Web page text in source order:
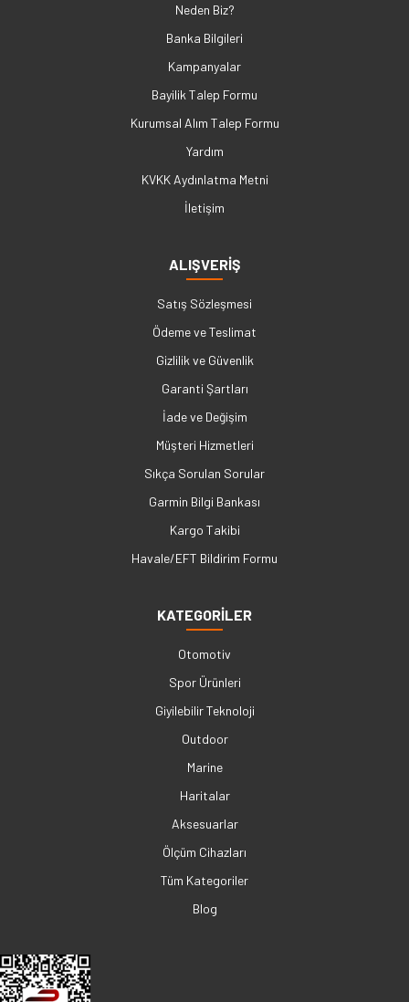
Neden Biz?
Banka Bilgileri
Kampanyalar
Bayilik Talep Formu
Kurumsal Alım Talep Formu
Yardım
KVKK Aydınlatma Metni
İletişim
ALIŞVERİŞ
Satış Sözleşmesi
Ödeme ve Teslimat
Gizlilik ve Güvenlik
Garanti Şartları
İade ve Değişim
Müşteri Hizmetleri
Sıkça Sorulan Sorular
Garmin Bilgi Bankası
Kargo Takibi
Havale/EFT Bildirim Formu
KATEGORİLER
Otomotiv
Spor Ürünleri
Giyilebilir Teknoloji
Outdoor
Marine
Haritalar
Aksesuarlar
Ölçüm Cihazları
Tüm Kategoriler
Blog